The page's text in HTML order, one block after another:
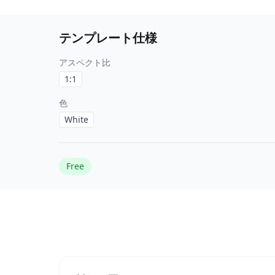
テンプレート仕様
アスペクト比
1:1
色
White
Free